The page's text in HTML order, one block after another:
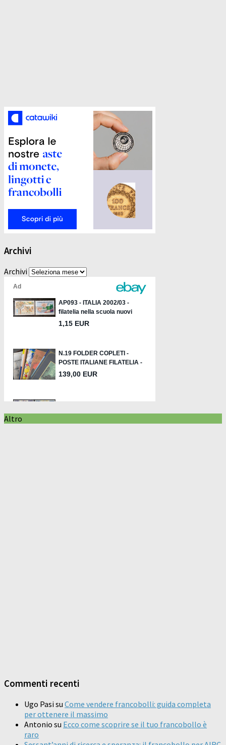
Archivi
Archivi
Altro
Commenti recenti
Ugo Pasi su Come vendere francobolli: guida completa
per ottenere il massimo
Antonio su Ecco come scoprire se il tuo francobollo è
raro